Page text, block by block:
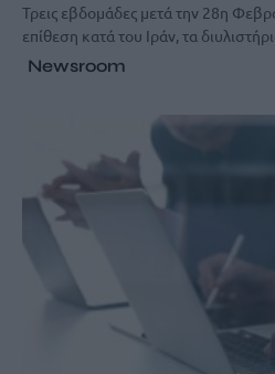
Τρεις εβδομάδες μετά την 28η
επίθεση κατά του Ιράν, τα
Newsroom